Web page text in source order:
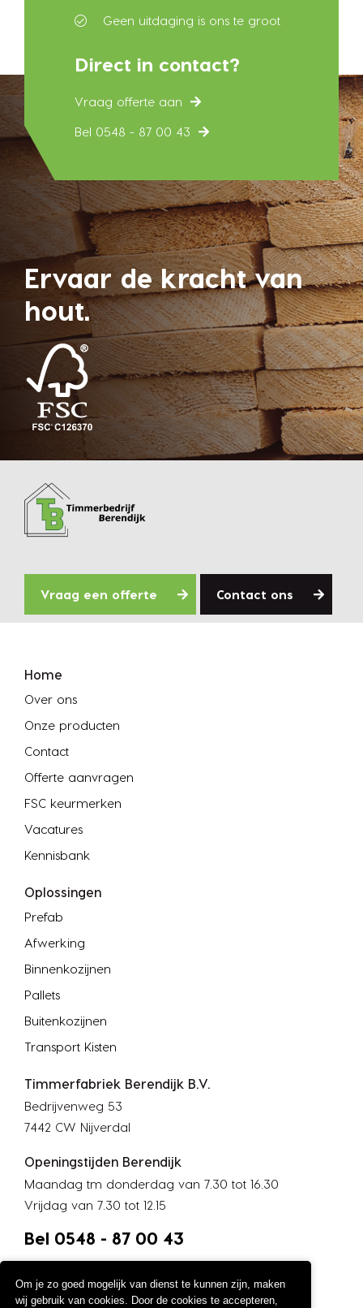
Om je zo goed mogelijk van dienst te kunnen zijn, maken
wij gebruik van cookies. Door de cookies te accepteren,
Geen uitdaging is ons te groot
Direct in contact?
Vraag offerte aan
Bel 0548 - 87 00 43
Ervaar de kracht van
hout.
Vraag een offerte Contact ons
Home
Over ons
Onze producten
Contact
Offerte aanvragen
FSC keurmerken
Vacatures
Kennisbank
Oplossingen
Prefab
Afwerking
Binnenkozijnen
Pallets
Buitenkozijnen
Transport Kisten
Timmerfabriek Berendijk B.V.
Bedrijvenweg 53
7442 CW Nijverdal
Openingstijden Berendijk
Maandag tm donderdag van 7.30 tot 16.30
Vrijdag van 7.30 tot 12.15
Bel 0548 - 87 00 43